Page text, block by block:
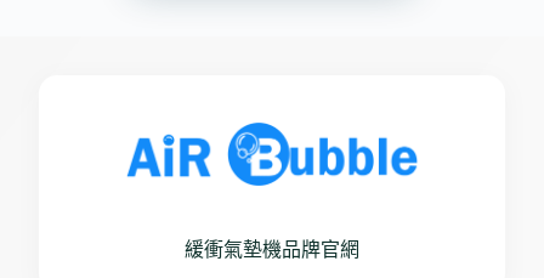
緩衝氣墊機品牌官網